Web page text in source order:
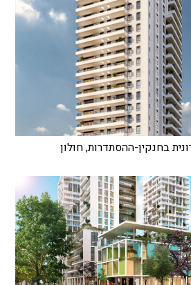
בחנקין-ההסתדרות, חולון